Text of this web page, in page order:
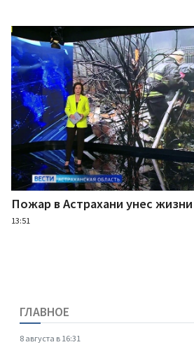
Пожар в Астрахани унес
13:51
ГЛАВНОЕ
8 августа в 16:31